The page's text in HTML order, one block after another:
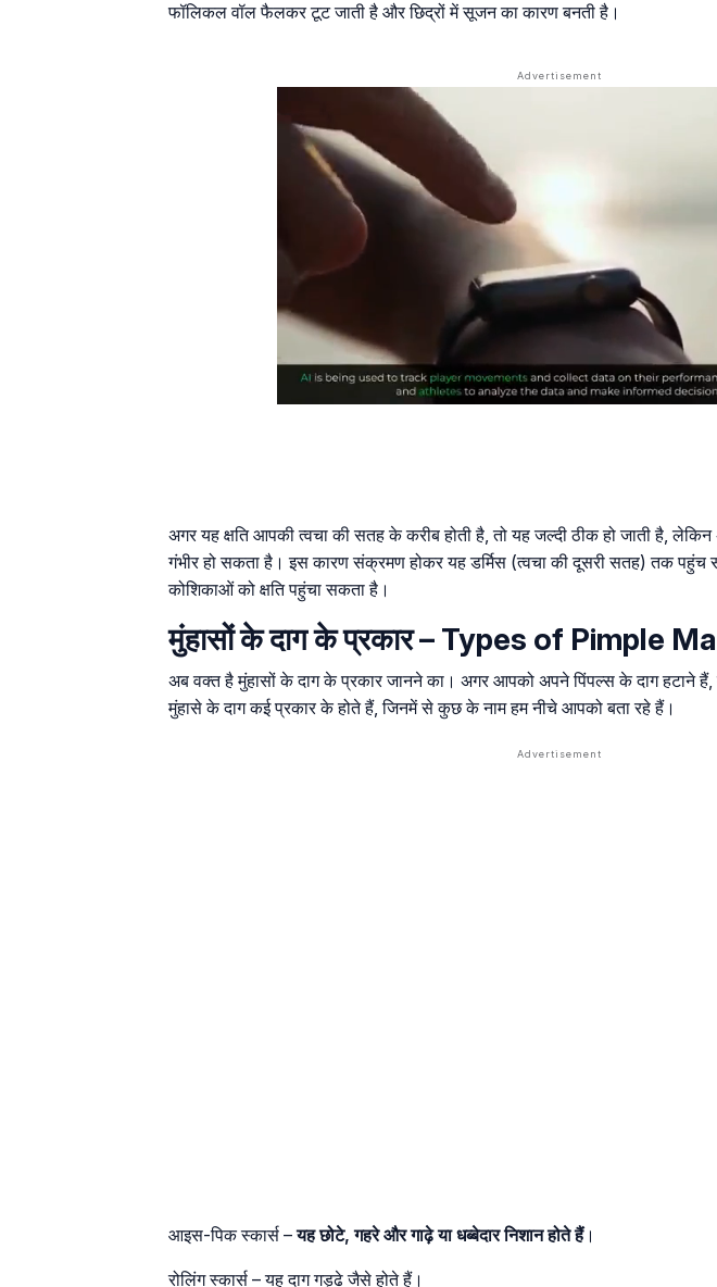
फॉलिकल वॉल फैलकर टूट जाती है और छिद्रों में सूजन का कारण बनती है।
अगर यह क्षति आपकी त्वचा की सतह के करीब होती है, तो यह जल्दी ठीक हो जाती है,
गंभीर हो सकता है। इस कारण संक्रमण होकर यह डर्मिस (त्वचा की दूसरी सतह) तक
कोशिकाओं को क्षति पहुंचा सकता है।
मुंहासों के दाग के प्रकार – Types of Pimple
अब वक्त है मुंहासों के दाग के प्रकार जानने का। अगर आपको अपने पिंपल्स के दाग हटाने हैं,
मुंहासे के दाग कई प्रकार के होते हैं, जिनमें से कुछ के नाम हम नीचे आपको बता रहे हैं।
आइस-पिक स्कार्स –यह छोटे, गहरे और गाढ़े या धब्बेदार निशान होते हैं।
रोलिंग स्कार्स – यह दाग गड्ढे जैसे होते हैं।